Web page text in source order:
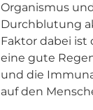
Organismus
Durchblutung
Faktor dabei ist
eine gute
und die
auf den